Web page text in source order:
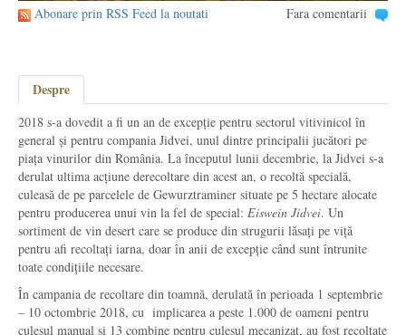
Abonare prin RSS Feed la noutati Fara comentarii
Despre
2018 s-a dovedit a fi un an de excepție pentru sectorul vitivinicol în
general și pentru compania Jidvei, unul dintre principalii jucători pe
piața vinurilor din România. La începutul lunii decembrie, la Jidvei s-a
derulat ultima acțiune derecoltare din acest an, o recoltă specială,
culeasă de pe parcelele de Gewurztraminer situate pe 5 hectare alocate
pentru producerea unui vin la fel de special: Eiswein Jidvei. Un
sortiment de vin desert care se produce din strugurii lăsați pe viță
pentru afi recoltați iarna, doar în anii de excepție când sunt întrunite
toate condițiile necesare.
În campania de recoltare din toamnă, derulată în perioada 1 septembrie
– 10 octombrie 2018, cu implicarea a peste 1.000 de oameni pentru
culesul manual și 13 combine pentru culesul mecanizat, au fost recoltate